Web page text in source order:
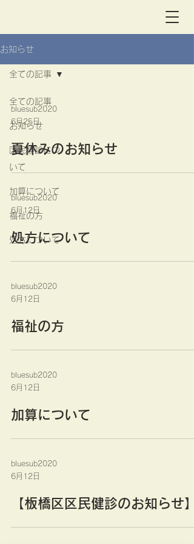
お知らせ
全ての記事
お知らせ
区民検診につ
いて
加算について
福祉の方
処方について
全ての記事
bluesub2020
6月25日
夏休みのお知らせ
bluesub2020
6月12日
処方について
bluesub2020
6月12日
福祉の方
bluesub2020
6月12日
加算について
bluesub2020
6月12日
【板橋区区民健診のお知らせ】